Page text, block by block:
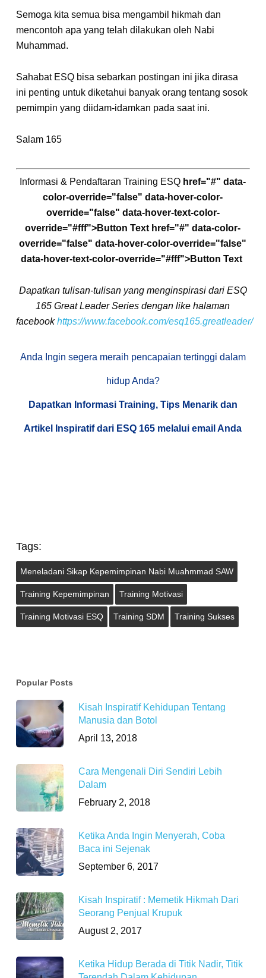
Semoga kita semua bisa mengambil hikmah dan
mencontoh apa yang telah dilakukan oleh Nabi
Muhammad.
Sahabat ESQ bisa sebarkan postingan ini jika dirasa
ini penting untuk diketahui banyak orang tentang sosok
pemimpin yang diidam-idamkan pada saat ini.
Salam 165
Informasi & Pendaftaran Training ESQ href="#" data-
color-override="false" data-hover-color-
override="false" data-hover-text-color-
override="#fff">Button Texthref="#" data-color-
override="false" data-hover-color-override="false"
data-hover-text-color-override="#fff">Button Text
Dapatkan tulisan-tulisan yang menginspirasi dari ESQ
165 Great Leader Series dengan like halaman
facebookhttps://www.facebook.com/esq165.greatleader/
Anda Ingin segera meraih pencapaian tertinggi dalam
hidup Anda?
Dapatkan Informasi Training, Tips Menarik dan
Artikel Inspiratif dari ESQ 165 melalui email Anda
Tags:
Meneladani Sikap Kepemimpinan Nabi Muahmmad SAW
Training Kepemimpinan Training Motivasi
Training Motivasi ESQ Training SDM Training Sukses
Popular Posts
Kisah Inspiratif Kehidupan Tentang
Manusia dan Botol
April 13, 2018
Cara Mengenali Diri Sendiri Lebih
Dalam
February 2, 2018
Ketika Anda Ingin Menyerah, Coba
Baca ini Sejenak
September 6, 2017
Kisah Inspiratif : Memetik Hikmah Dari
Seorang Penjual Krupuk
August 2, 2017
Ketika Hidup Berada di Titik Nadir, Titik